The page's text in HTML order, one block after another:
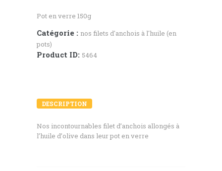
Pot en verre 150g
Catégorie : nos filets d'anchois à l'huile (en
pots)
Product ID: 5464
DESCRIPTION
Nos incontournables filet d’anchois allongés à
l’huile d’olive dans leur pot en verre